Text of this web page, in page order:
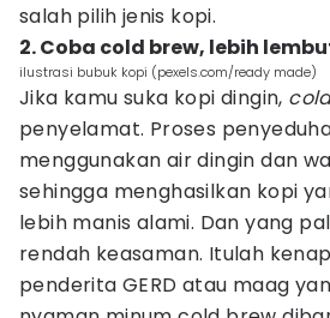
salah pilih jenis kopi.
2. Coba cold brew, lebih
ilustrasi bubuk kopi (pexels.com/ready made)
Jika kamu suka kopi dingin,
penyelamat. Proses
menggunakan air dingin dan
sehingga menghasilkan kopi
lebih manis alami. Dan yang
rendah keasaman. Itulah
penderita GERD atau maag